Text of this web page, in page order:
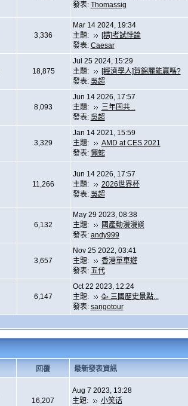
發表: Thomassig
3,336
Mar 14 2024, 19:34
主題:
[精]考試悖論
發表: Caesar
18,875
Jul 25 2024, 15:29
主題:
[經濟學人]賀錦麗能贏嗎?
發表: 吳超
8,093
Jun 14 2026, 17:57
主題:
三年国共...
發表: 吳超
3,329
Jan 14 2021, 15:59
主題:
AMD at CES 2021
發表: 懶蛇
11,266
Jun 14 2026, 17:57
主題:
2026世界杯
發表: 吳超
6,132
May 29 2023, 08:38
主題:
國產動漫漫談
發表: andy999
3,657
Nov 25 2022, 03:41
主題:
香港單車遊
發表: 五代
6,147
Oct 22 2023, 12:24
主題:
🥳 三國歷史景點...
發表: sangotour
回覆 最新發表資訊
16,207
Aug 7 2023, 13:28
主題:
小笑话